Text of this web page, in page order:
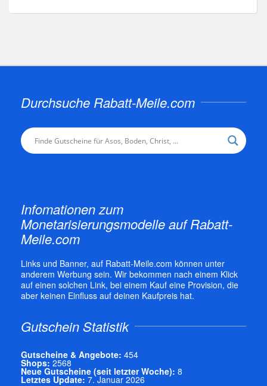
Durchsuche Rabatt-Meile.com
Infomationen zum
Monetarisierungsmodelle auf Rabatt-
Meile.com
Links und Banner, auf Rabatt-Meile.com können unter
anderem Werbung sein. Wir bekommen nach einem Klick
auf einen solchen Link, bei einem Kauf eine Provision, die
aber keinen Einfluss auf deinen Kaufpreis hat.
Gutschein Statistik
Gutscheine & Angebote: 454
Shops: 2568
Neue Gutscheine (seit letzter Woche): 8
Letztes Update: 7. Januar 2026